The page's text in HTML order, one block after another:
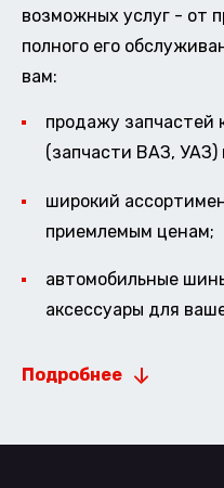
возможных услуг - от
полного его
вам:
продажу запчастей
(запчасти ВАЗ, УАЗ)
широкий
приемлемым ценам;
автомобильные
аксессуары для
Подробнее